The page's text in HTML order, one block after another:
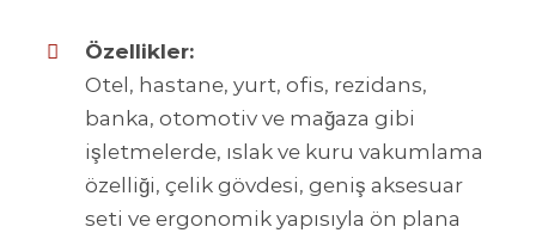
Özellikler:
Otel, hastane, yurt, ofis, rezidans,
banka, otomotiv ve mağaza gibi
işletmelerde, ıslak ve kuru vakumlama
özelliği, çelik gövdesi, geniş aksesuar
seti ve ergonomik yapısıyla ön plana